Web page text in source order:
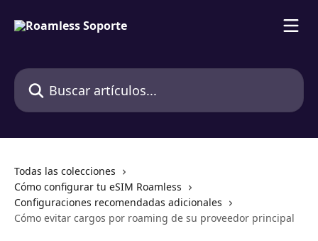
Buscar artículos...
Todas las colecciones
Cómo configurar tu eSIM Roamless
Configuraciones recomendadas adicionales
Cómo evitar cargos por roaming de su proveedor principal